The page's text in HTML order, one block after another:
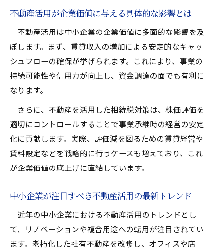
事業承継における不動産活用の活かし方を
不動産活用による事業承継リスクの軽減策
相続税対策に役立つ不動産活用の知恵
不動産活用が相続税対策で注目される理由
不動産活用による相続税評価額のコントロ
ール術
相続税負担軽減に役立つ不動産活用の実践
例
不動産活用と3年ルールを意識した相続税対
策
不動産活用が企業価値に与える具体的な影響とは
不動産活用は中小企業の企業価値に多面的な影響を及
ぼします。まず、賃貸収入の増加による安定的なキャッ
シュフローの確保が挙げられます。これにより、事業の
持続可能性や信用力が向上し、資金調達の面でも有利に
なります。
さらに、不動産を活用した相続税対策は、株価評価を
適切にコントロールすることで事業承継時の経営の安定
化に貢献します。実際、評価減を図るための賃貸経営や
賃料設定などを戦略的に行うケースも増えており、これ
が企業価値の底上げに直結しています。
中小企業が注目すべき不動産活用の最新トレンド
近年の中小企業における不動産活用のトレンドとし
て、リノベーションや複合用途への転用が注目されてい
ます。老朽化した社有不動産を改修し、オフィスや店